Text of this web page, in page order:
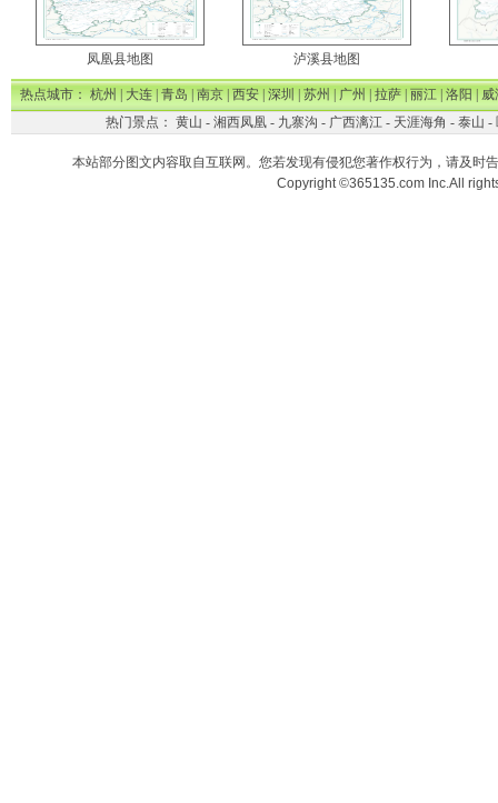
凤凰县地图 泸溪县地图
热点城市：杭州|大连|青岛|南京|西安|深圳|苏州|广州|拉萨|丽江|洛阳|威
热门景点： 黄山 - 湘西凤凰- 九寨沟 - 广西漓江- 天涯海角 - 泰山 -
本站部分图文内容取自互联网。您若发现有侵犯您著作权行为，请及时
Copyright ©365135.com Inc.All